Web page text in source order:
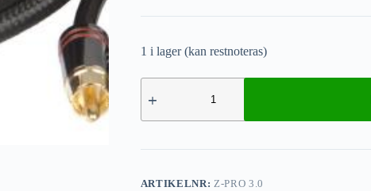
1 i lager (kan restnoteras)
ARTIKELNR: Z-PRO 3.0